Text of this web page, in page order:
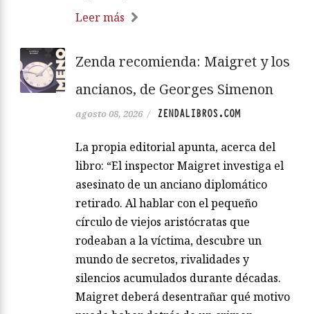
Leer más
Zenda recomienda: Maigret y los
ancianos, de Georges Simenon
agosto 08, 2026 / ZENDALIBROS.COM
La propia editorial apunta, acerca del
libro: “El inspector Maigret investiga el
asesinato de un anciano diplomático
retirado. Al hablar con el pequeño
círculo de viejos aristócratas que
rodeaban a la víctima, descubre un
mundo de secretos, rivalidades y
silencios acumulados durante décadas.
Maigret deberá desentrañar qué motivo